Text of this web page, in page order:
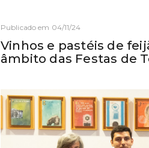
Publicado em 04/11/24
Vinhos e pastéis de
âmbito das Festas de